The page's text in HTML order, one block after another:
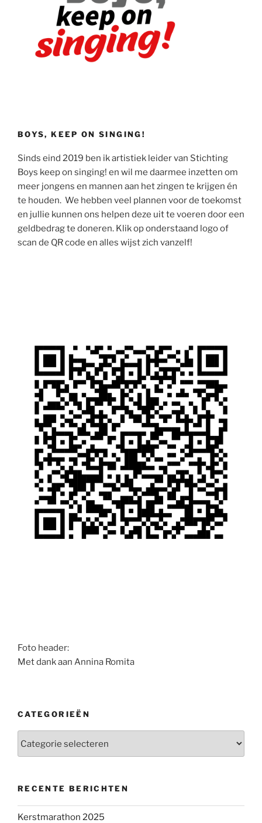
BOYS, KEEP ON SINGING!
Sinds eind 2019 ben ik artistiek leider van Stichting
Boys keep on singing! en wil me daarmee inzetten om
meer jongens en mannen aan het zingen te krijgen én
te houden. We hebben veel plannen voor de toekomst
en jullie kunnen ons helpen deze uit te voeren door een
geldbedrag te doneren. Klik op onderstaand logo of
scan de QR code en alles wijst zich vanzelf!
Foto header:
Met dank aan Annina Romita
CATEGORIEËN
RECENTE BERICHTEN
Kerstmarathon 2025